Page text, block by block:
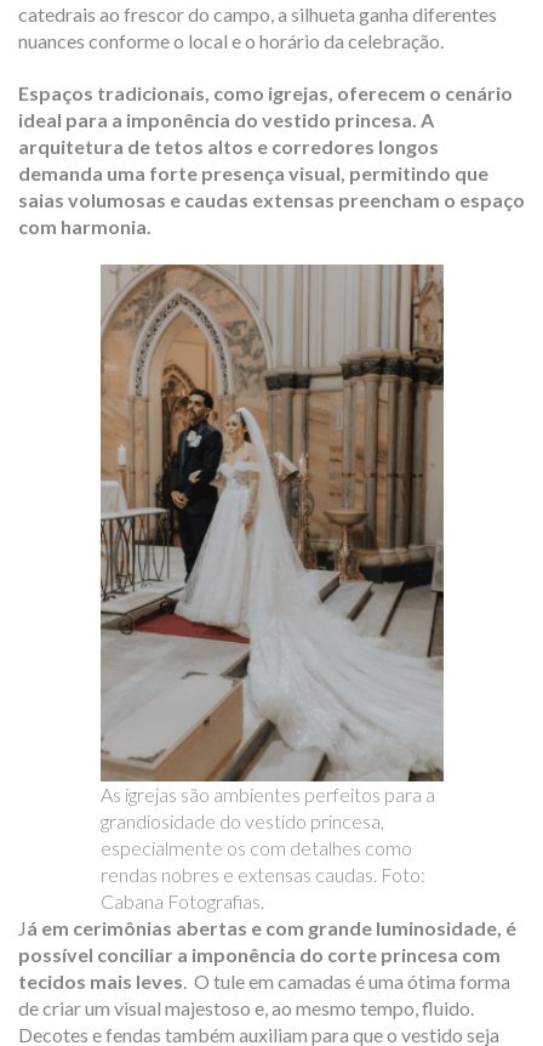
catedrais ao frescor do campo, a silhueta ganha diferentes
nuances conforme o local e o horário da celebração.
Espaços tradicionais, como igrejas, oferecem o cenário
ideal para a imponência do vestido princesa. A
arquitetura de tetos altos e corredores longos
demanda uma forte presença visual, permitindo que
saias volumosas e caudas extensas preencham o espaço
com harmonia.
As igrejas são ambientes perfeitos para a
grandiosidade do vestido princesa,
especialmente os com detalhes como
rendas nobres e extensas caudas. Foto:
Cabana Fotografias.
Já em cerimônias abertas e com grande luminosidade, é
possível conciliar a imponência do corte princesa com
tecidos mais leves. O tule em camadas é uma ótima forma
de criar um visual majestoso e, ao mesmo tempo, fluido.
Decotes e fendas também auxiliam para que o vestido seja